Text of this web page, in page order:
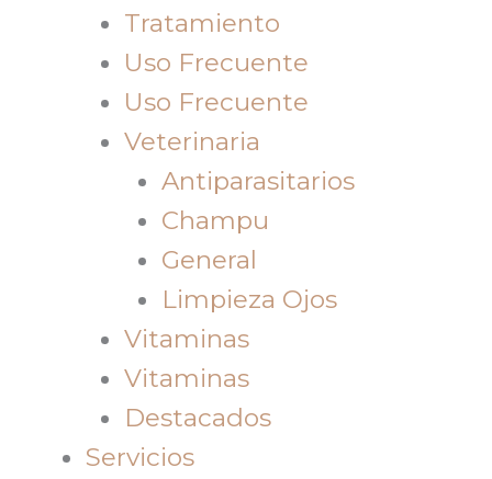
Tratamiento
Uso Frecuente
Uso Frecuente
Veterinaria
Antiparasitarios
Champu
General
Limpieza Ojos
Vitaminas
Vitaminas
Destacados
Servicios